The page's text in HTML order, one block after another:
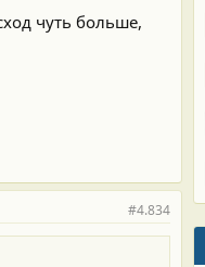
чуть больше,
#4.834